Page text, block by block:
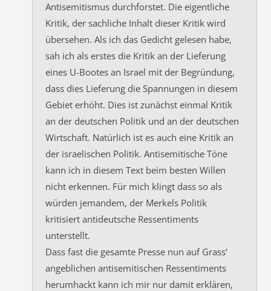
Antisemitismus durchforstet. Die eigentliche
Kritik, der sachliche Inhalt dieser Kritik wird
übersehen. Als ich das Gedicht gelesen habe,
sah ich als erstes die Kritik an der Lieferung
eines U-Bootes an Israel mit der Begründung,
dass dies Lieferung die Spannungen in diesem
Gebiet erhöht. Dies ist zunächst einmal Kritik
an der deutschen Politik und an der deutschen
Wirtschaft. Natürlich ist es auch eine Kritik an
der israelischen Politik. Antisemitische Töne
kann ich in diesem Text beim besten Willen
nicht erkennen. Für mich klingt dass so als
würden jemandem, der Merkels Politik
kritisiert antideutsche Ressentiments
unterstellt.
Dass fast die gesamte Presse nun auf Grass‘
angeblichen antisemitischen Ressentiments
herumhackt kann ich mir nur damit erklären,